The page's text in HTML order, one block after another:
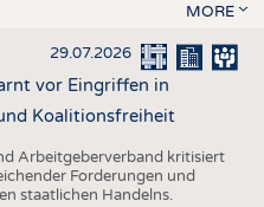
MORE
29.07.2026
vor Eingriffen in
Koalitionsfreiheit
Arbeitgeberverband kritisiert
Forderungen und
staatlichen Handelns.